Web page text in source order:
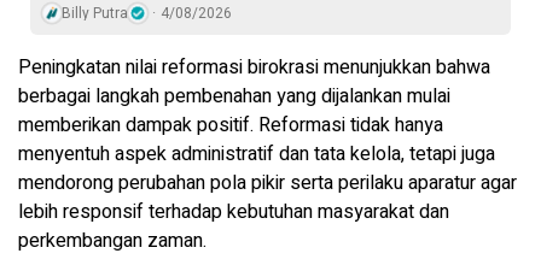
Billy Putra 4/08/2026
Peningkatan nilai reformasi birokrasi menunjukkan bahwa
berbagai langkah pembenahan yang dijalankan mulai
memberikan dampak positif. Reformasi tidak hanya
menyentuh aspek administratif dan tata kelola, tetapi juga
mendorong perubahan pola pikir serta perilaku aparatur agar
lebih responsif terhadap kebutuhan masyarakat dan
perkembangan zaman.